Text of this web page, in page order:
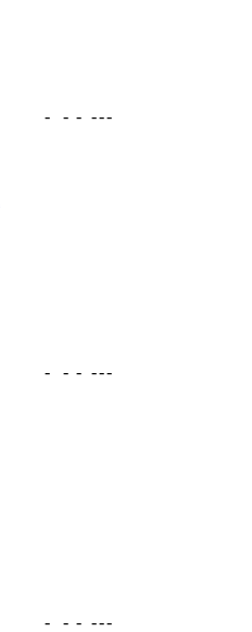
- - - ---
- - - ---
- - - ---